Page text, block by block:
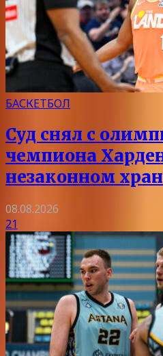
БАСКЕТБОЛ
Суд снял с
чемпиона
незаконном
08.08.2026
21